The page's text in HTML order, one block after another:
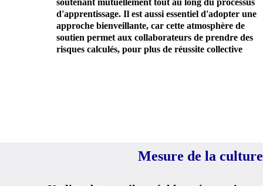
soutenant mutuellement tout au long du processus
d'apprentissage. Il est aussi essentiel d'adopter une
approche bienveillante, car cette atmosphère de
soutien permet aux collaborateurs de prendre des
risques calculés, pour plus de réussite collective
Mesure de la culture